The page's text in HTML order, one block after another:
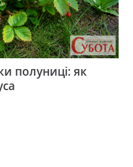
полуниці: як